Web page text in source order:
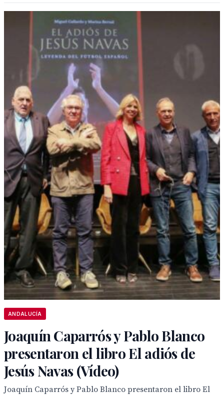
ANDALUCÍA
Joaquín Caparrós y Pablo Blanco
presentaron el libro El adiós de
Jesús Navas (Vídeo)
Joaquín Caparrós y Pablo Blanco presentaron el libro El